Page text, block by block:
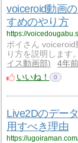
voiceroid動画
すめのやり方
https://
ボイさん
り方を説明します
イス動画部
4年前
いいね！
0
Live2Dのデー
用すべき理由
https://